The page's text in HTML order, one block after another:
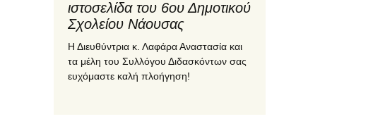
ιστοσελίδα του 6ου Δημοτικού
Σχολείου Νάουσας
Η Διευθύντρια κ. Λαφάρα Αναστασία και
τα μέλη του Συλλόγου Διδασκόντων σας
ευχόμαστε καλή πλοήγηση!